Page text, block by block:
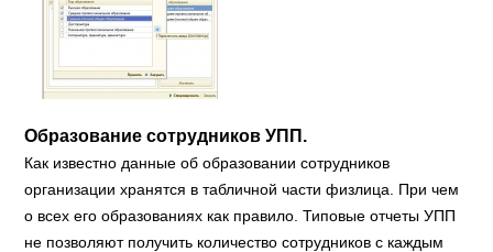
Образование сотрудников УПП.
Как известно данные об образовании сотрудников
организации хранятся в табличной части физлица. При чем
о всех его образованиях как правило. Типовые отчеты УПП
не позволяют получить количество сотрудников с каждым